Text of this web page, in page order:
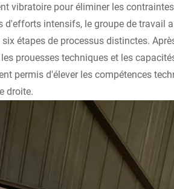
vibratoire pour éliminer les
d'efforts intensifs, le groupe de travail
étapes de processus distinctes.
prouesses techniques et les
permis d'élever les compétences
droite.